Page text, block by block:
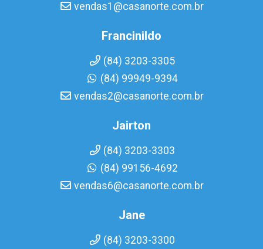
vendas1@casanorte.com.br
Francinildo
(84) 3203-3305
(84) 99949-9394
vendas2@casanorte.com.br
Jairton
(84) 3203-3303
(84) 99156-4692
vendas6@casanorte.com.br
Jane
(84) 3203-3300